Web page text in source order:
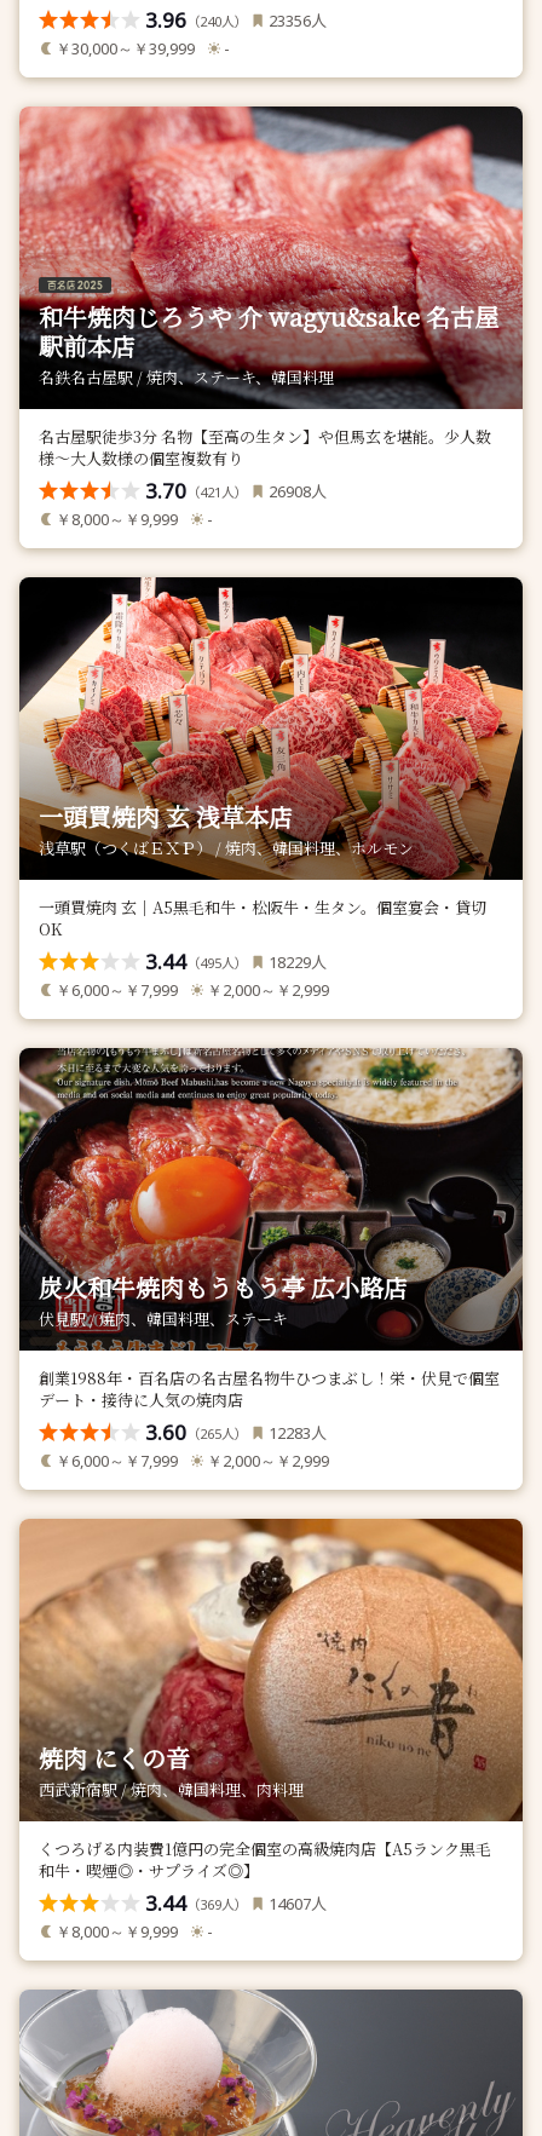
3.96 （240人） 23356人
￥30,000～￥39,999 -
和牛焼肉じろうや 介 wagyu&sake 名古屋
駅前本店
名鉄名古屋駅 / 焼肉、ステーキ、韓国料理
名古屋駅徒歩3分 名物【至高の生タン】や但馬玄を堪能。少人数
様〜大人数様の個室複数有り
3.70 （421 人） 26908人
￥8,000～￥9,999 -
一頭買焼肉 玄 浅草本店
浅草駅（つくばＥＸＰ） / 焼肉、韓国料理、ホルモン
一頭買焼肉 玄｜A5黒毛和牛・松阪牛・生タン。個室宴会・貸切
OK
3.44（495人） 18229人
￥6,000～￥7,999 ￥2,000～￥2,999
炭火和牛焼肉もうもう亭 広小路店
伏見駅 / 焼肉、韓国料理、ステーキ
創業1988年・百名店の名古屋名物牛ひつまぶし！栄・伏見で個室
デート・接待に人気の焼肉店
3.60 （265人） 12283人
￥6,000～￥7,999 ￥2,000～￥2,999
焼肉 にくの音
西武新宿駅 / 焼肉、韓国料理、肉料理
くつろげる内装費1億円の完全個室の高級焼肉店【A5ランク黒毛
和牛・喫煙◎・サプライズ◎】
3.44（369人） 14607人
￥8,000～￥9,999 -